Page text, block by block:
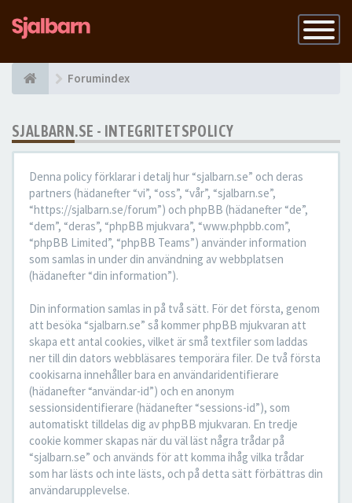
Slå
på
Forumindex
SJALBARN.SE - INTEGRITETSPOLICY
Denna policy förklarar i detalj hur “sjalbarn.se” och deras
partners (hädanefter “vi”, “oss”, “vår”, “sjalbarn.se”,
“https://sjalbarn.se/forum”) och phpBB (hädanefter “de”,
“dem”, “deras”, “phpBB mjukvara”, “www.phpbb.com”,
“phpBB Limited”, “phpBB Teams”) använder information
som samlas in under din användning av webbplatsen
(hädanefter “din information”).
Din information samlas in på två sätt. För det första, genom
att besöka “sjalbarn.se” så kommer phpBB mjukvaran att
skapa ett antal cookies, vilket är små textfiler som laddas
ner till din dators webbläsares temporära filer. De två första
cookisarna innehåller bara en användaridentifierare
(hädanefter “användar-id”) och en anonym
sessionsidentifierare (hädanefter “sessions-id”), som
automatiskt tilldelas dig av phpBB mjukvaran. En tredje
cookie kommer skapas när du väl läst några trådar på
“sjalbarn.se” och används för att komma ihåg vilka trådar
som har lästs och inte lästs, och på detta sätt förbättras din
användarupplevelse.